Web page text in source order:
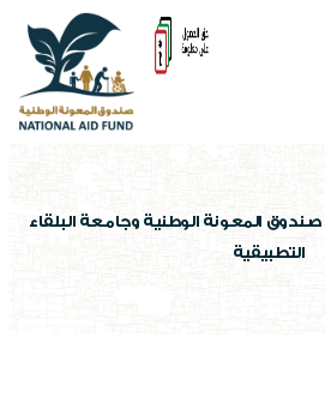
المعونة الوطنية وجامعة البلقاء
التطبيقية